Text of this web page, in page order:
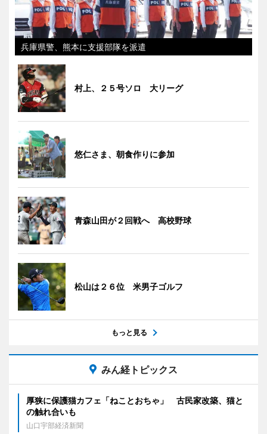
兵庫県警、熊本に支援部隊を派遣
村上、２５号ソロ 大リーグ
悠仁さま、朝食作りに参加
青森山田が２回戦へ 高校野球
松山は２６位 米男子ゴルフ
もっと見る
みん経トピックス
厚狭に保護猫カフェ「ねことおちゃ」 古民家改築、猫と
の触れ合いも
山口宇部経済新聞